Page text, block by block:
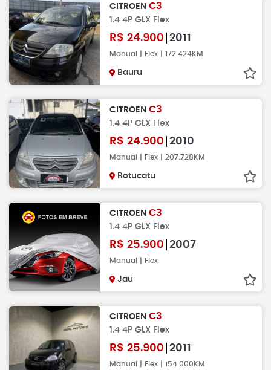
CITROEN C3
1.4 4P GLX Flex
R$ 24.900 2011
Manual | Flex | 172.424KM
Bauru
CITROEN C3
1.4 4P GLX Flex
R$ 24.900 2010
Manual | Flex | 207.728KM
Botucatu
CITROEN C3
1.4 4P GLX Flex
R$ 25.900 2007
Manual | Flex
Jau
CITROEN C3
1.4 4P GLX Flex
R$ 25.900 2011
Manual | Flex | 154.000KM